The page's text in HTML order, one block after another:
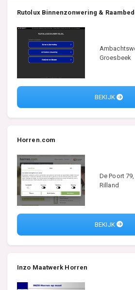
Rutolux Binnenzonwering &
Groesbeek
BEKIJK
Horren.com
De Poort 79,
Rilland
BEKIJK
Inzo Maatwerk Horren